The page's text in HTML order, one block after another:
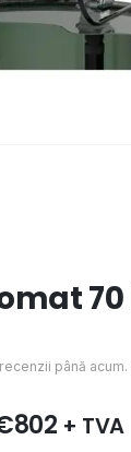
70
până acum.
802 + TVA